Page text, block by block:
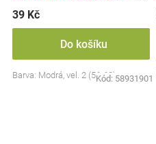
39 Kč
Do košíku
Barva: Modrá, vel. 2 (56-62)
Kód: 58931901